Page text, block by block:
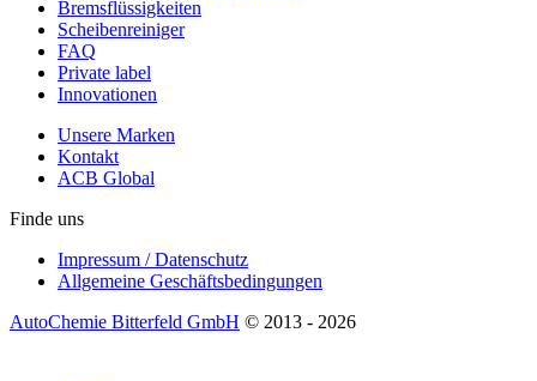
Bremsflüssigkeiten
Scheibenreiniger
FAQ
Private label
Innovationen
Unsere Marken
Kontakt
ACB Global
Finde uns
Impressum / Datenschutz
Allgemeine Geschäftsbedingungen
AutoChemie Bitterfeld GmbH © 2013 - 2026